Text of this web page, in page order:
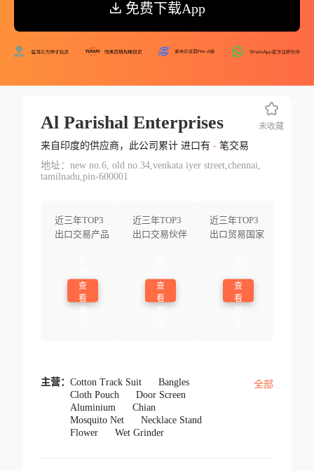
免费下载App
Al Parishal Enterprises
来自印度的供应商，此公司累计 进口有 -笔交易
地址：new no.6, old no.34,venkata iyer street,chennai,
tamilnadu,pin-600001
近三年TOP3
出口交易产品
查
看
近三年TOP3
出口交易伙伴
查
看
近三年TOP3
出口贸易国家
查
看
未收藏
主营： Cotton Track Suit
Bangles
Cloth Pouch
Door Screen
Aluminium
Chian
Mosquito Net
Necklace Stand
Flower
Wet Grinder
全部